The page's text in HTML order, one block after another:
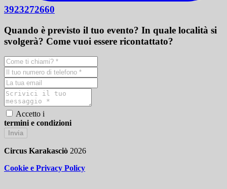
3923272660
Quando è previsto il tuo evento? In quale località si
svolgerà? Come vuoi essere ricontattato?
Accetto i
termini e condizioni
Invia
Circus Karakasciò 2026
Cookie e Privacy Policy